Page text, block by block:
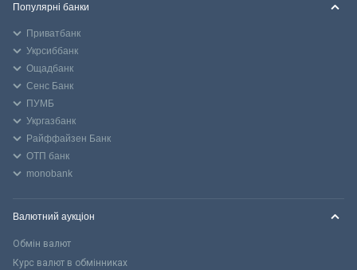
Популярні банки
Приватбанк
Укрсиббанк
Ощадбанк
Сенс Банк
ПУМБ
Укргазбанк
Райффайзен Банк
ОТП банк
monobank
Валютний аукціон
Обмін валют
Курс валют в обмінниках